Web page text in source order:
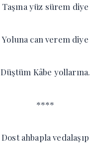
Taşına yüz sürem diye
Yoluna can verem diye
Düştüm Kâbe yollarına.
****
Dost ahbapla vedalaşıp